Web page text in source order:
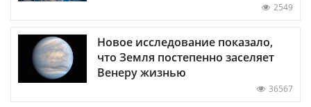
2549
Новое исследование показало,
что Земля постепенно заселяет
Венеру жизнью
36567